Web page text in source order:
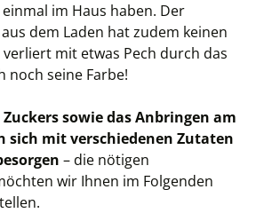
im Haus haben. Der
dem Laden hat zudem keinen
verliert mit etwas Pech durch das
noch seine Farbe!
Zuckers sowie das Anbringen am
sich mit verschiedenen Zutaten
– die nötigen
wir Ihnen im Folgenden